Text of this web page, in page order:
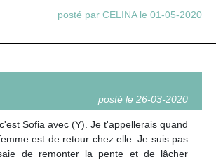
posté par CELINA le 01-05-2020
posté le 26-03-2020
Sofia avec (Y). Je t'appellerais quand
est de retour chez elle. Je suis pas
de remonter la pente et de lâcher